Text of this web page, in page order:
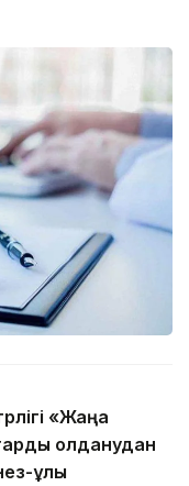
«Жаңа
қолданудан
құлық